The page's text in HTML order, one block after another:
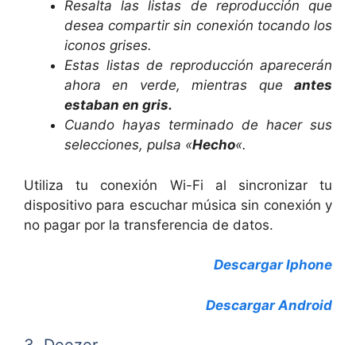
Resalta las listas de reproducción que
desea compartir sin conexión tocando los
iconos grises.
Estas listas de reproducción aparecerán
ahora en verde, mientras que antes
estaban en gris.
Cuando hayas terminado de hacer sus
selecciones, pulsa «Hecho«.
Utiliza tu conexión Wi-Fi al sincronizar tu
dispositivo para escuchar música sin conexión y
no pagar por la transferencia de datos.
Descargar Iphone
Descargar Android